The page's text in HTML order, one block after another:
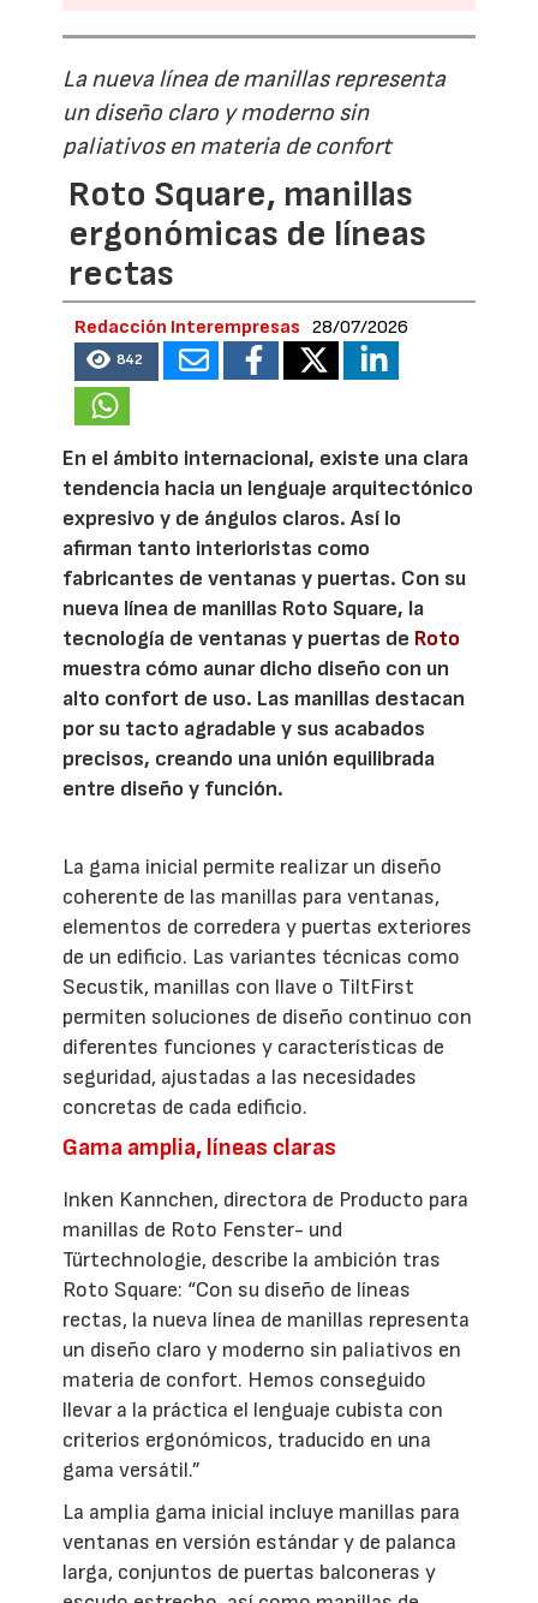
La nueva línea de manillas representa
un diseño claro y moderno sin
paliativos en materia de confort
Roto Square, manillas
ergonómicas de líneas
rectas
Redacción Interempresas 28/07/2026
842
En el ámbito internacional, existe una clara
tendencia hacia un lenguaje arquitectónico
expresivo y de ángulos claros. Así lo
afirman tanto interioristas como
fabricantes de ventanas y puertas. Con su
nueva línea de manillas Roto Square, la
tecnología de ventanas y puertas de Roto
muestra cómo aunar dicho diseño con un
alto confort de uso. Las manillas destacan
por su tacto agradable y sus acabados
precisos, creando una unión equilibrada
entre diseño y función.
La gama inicial permite realizar un diseño
coherente de las manillas para ventanas,
elementos de corredera y puertas exteriores
de un edificio. Las variantes técnicas como
Secustik, manillas con llave o TiltFirst
permiten soluciones de diseño continuo con
diferentes funciones y características de
seguridad, ajustadas a las necesidades
concretas de cada edificio.
Gama amplia, líneas claras
Inken Kannchen, directora de Producto para
manillas de Roto Fenster- und
Türtechnologie, describe la ambición tras
Roto Square: “Con su diseño de líneas
rectas, la nueva línea de manillas representa
un diseño claro y moderno sin paliativos en
materia de confort. Hemos conseguido
llevar a la práctica el lenguaje cubista con
criterios ergonómicos, traducido en una
gama versátil.”
La amplia gama inicial incluye manillas para
ventanas en versión estándar y de palanca
larga, conjuntos de puertas balconeras y